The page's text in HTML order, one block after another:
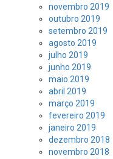
novembro 2019
outubro 2019
setembro 2019
agosto 2019
julho 2019
junho 2019
maio 2019
abril 2019
março 2019
fevereiro 2019
janeiro 2019
dezembro 2018
novembro 2018